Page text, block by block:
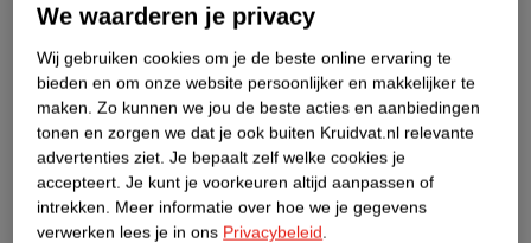
Etiketinformatie
Nature Impact Score
Dit product heeft (nog) geen Nature
Impact Score.
Meer informatie
We waarderen je privacy
Wij gebruiken cookies om je de beste online ervaring te
bieden en om onze website persoonlijker en makkelijker te
maken. Zo kunnen we jou de beste acties en aanbiedingen
tonen en zorgen we dat je ook buiten Kruidvat.nl relevante
advertenties ziet. Je bepaalt zelf welke cookies je
accepteert. Je kunt je voorkeuren altijd aanpassen of
intrekken. Meer informatie over hoe we je gegevens
verwerken lees je in ons Privacybeleid.